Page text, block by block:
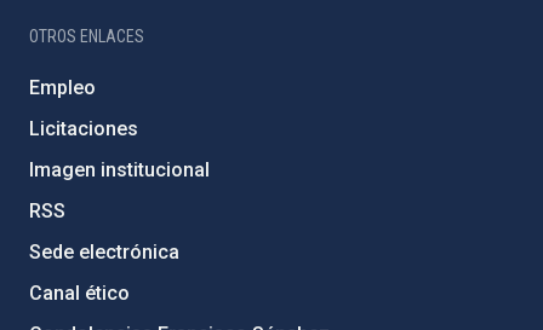
OTROS ENLACES
Empleo
Licitaciones
Imagen institucional
RSS
Sede electrónica
Canal ético